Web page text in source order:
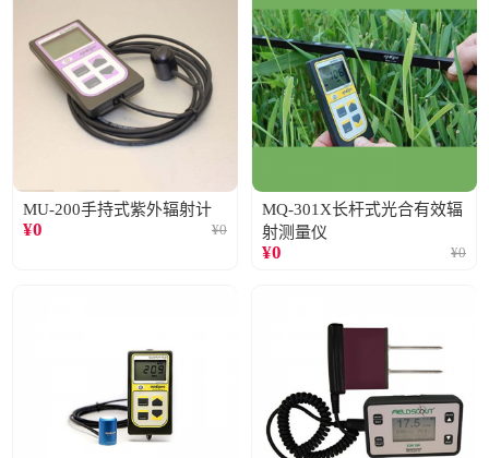
MU-200手持式紫外辐射计
¥0 ¥0
MQ-301X长杆式光合有效辐
射测量仪
¥0 ¥0